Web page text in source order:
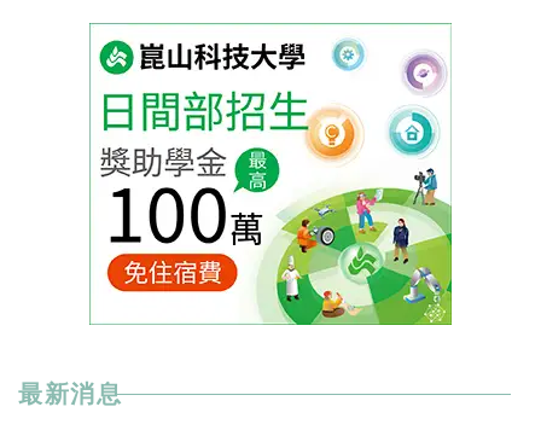
最新消息